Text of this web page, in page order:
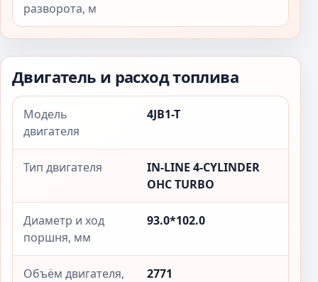
разворота, м
Двигатель и расход топлива
Модель
двигателя
4JB1-T
Тип двигателя
IN-LINE 4-CYLINDER
OHC TURBO
Диаметр и ход
поршня, мм
93.0*102.0
Объём двигателя,
2771